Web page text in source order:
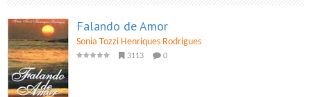
Falando de Amor
Sonia Tozzi Henriques Rodrigues
3113 0